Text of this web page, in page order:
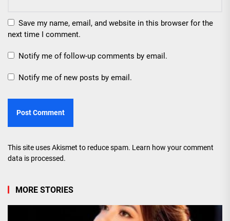
Save my name, email, and website in this browser for the
next time I comment.
Notify me of follow-up comments by email.
Notify me of new posts by email.
This site uses Akismet to reduce spam. Learn how your comment
data is processed.
MORE STORIES